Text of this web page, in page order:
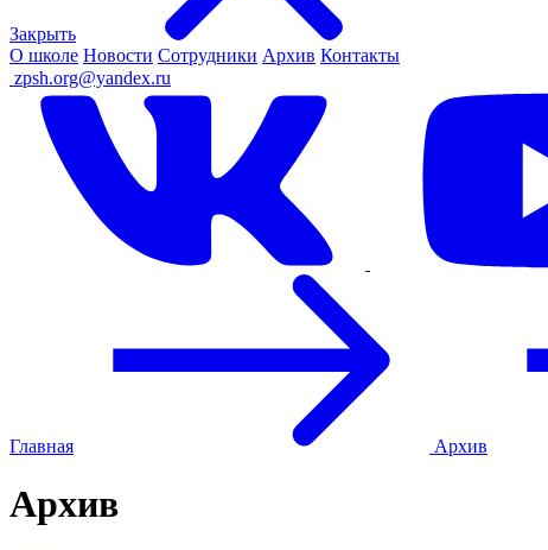
Закрыть
О школе Новости Сотрудники Архив Контакты
zpsh.org@yandex.ru
Главная Архив
Архив